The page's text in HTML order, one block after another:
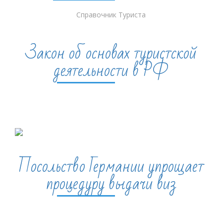
Справочник Туриста
Закон об основах туристской
деятельности в РФ
Посольство Германии упрощает
процедуру выдачи виз